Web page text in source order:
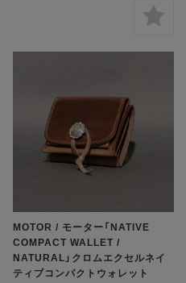
MOTOR / モーター「NATIVE
COMPACT WALLET /
NATURAL」クロムエクセルネイ
ティブコンパクトウォレット